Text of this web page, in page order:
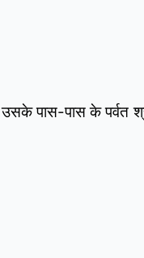
पास-पास के पर्वत